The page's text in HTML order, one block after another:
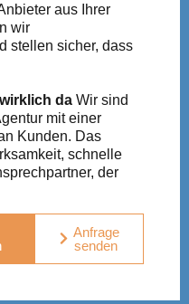
aus Ihrer
wir
stellen sicher, dass
da Wir sind
mit einer
Kunden. Das
schnelle
der
Anfrage
senden